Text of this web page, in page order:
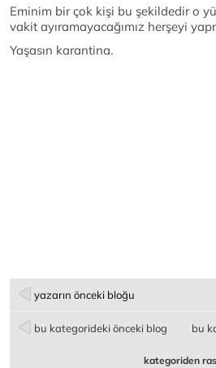
Eminim bir çok kişi bu şekildedir o
vakit ayıramayacağımız herşeyi
Yaşasın karantina.
yazarın önceki bloğu
bu kategorideki önceki blog bu
kategoriden